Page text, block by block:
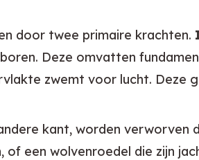
door twee primaire krachten.
Deze omvatten
zwemt voor lucht. Deze
kant, worden verworven
of een wolvenroedel die zijn